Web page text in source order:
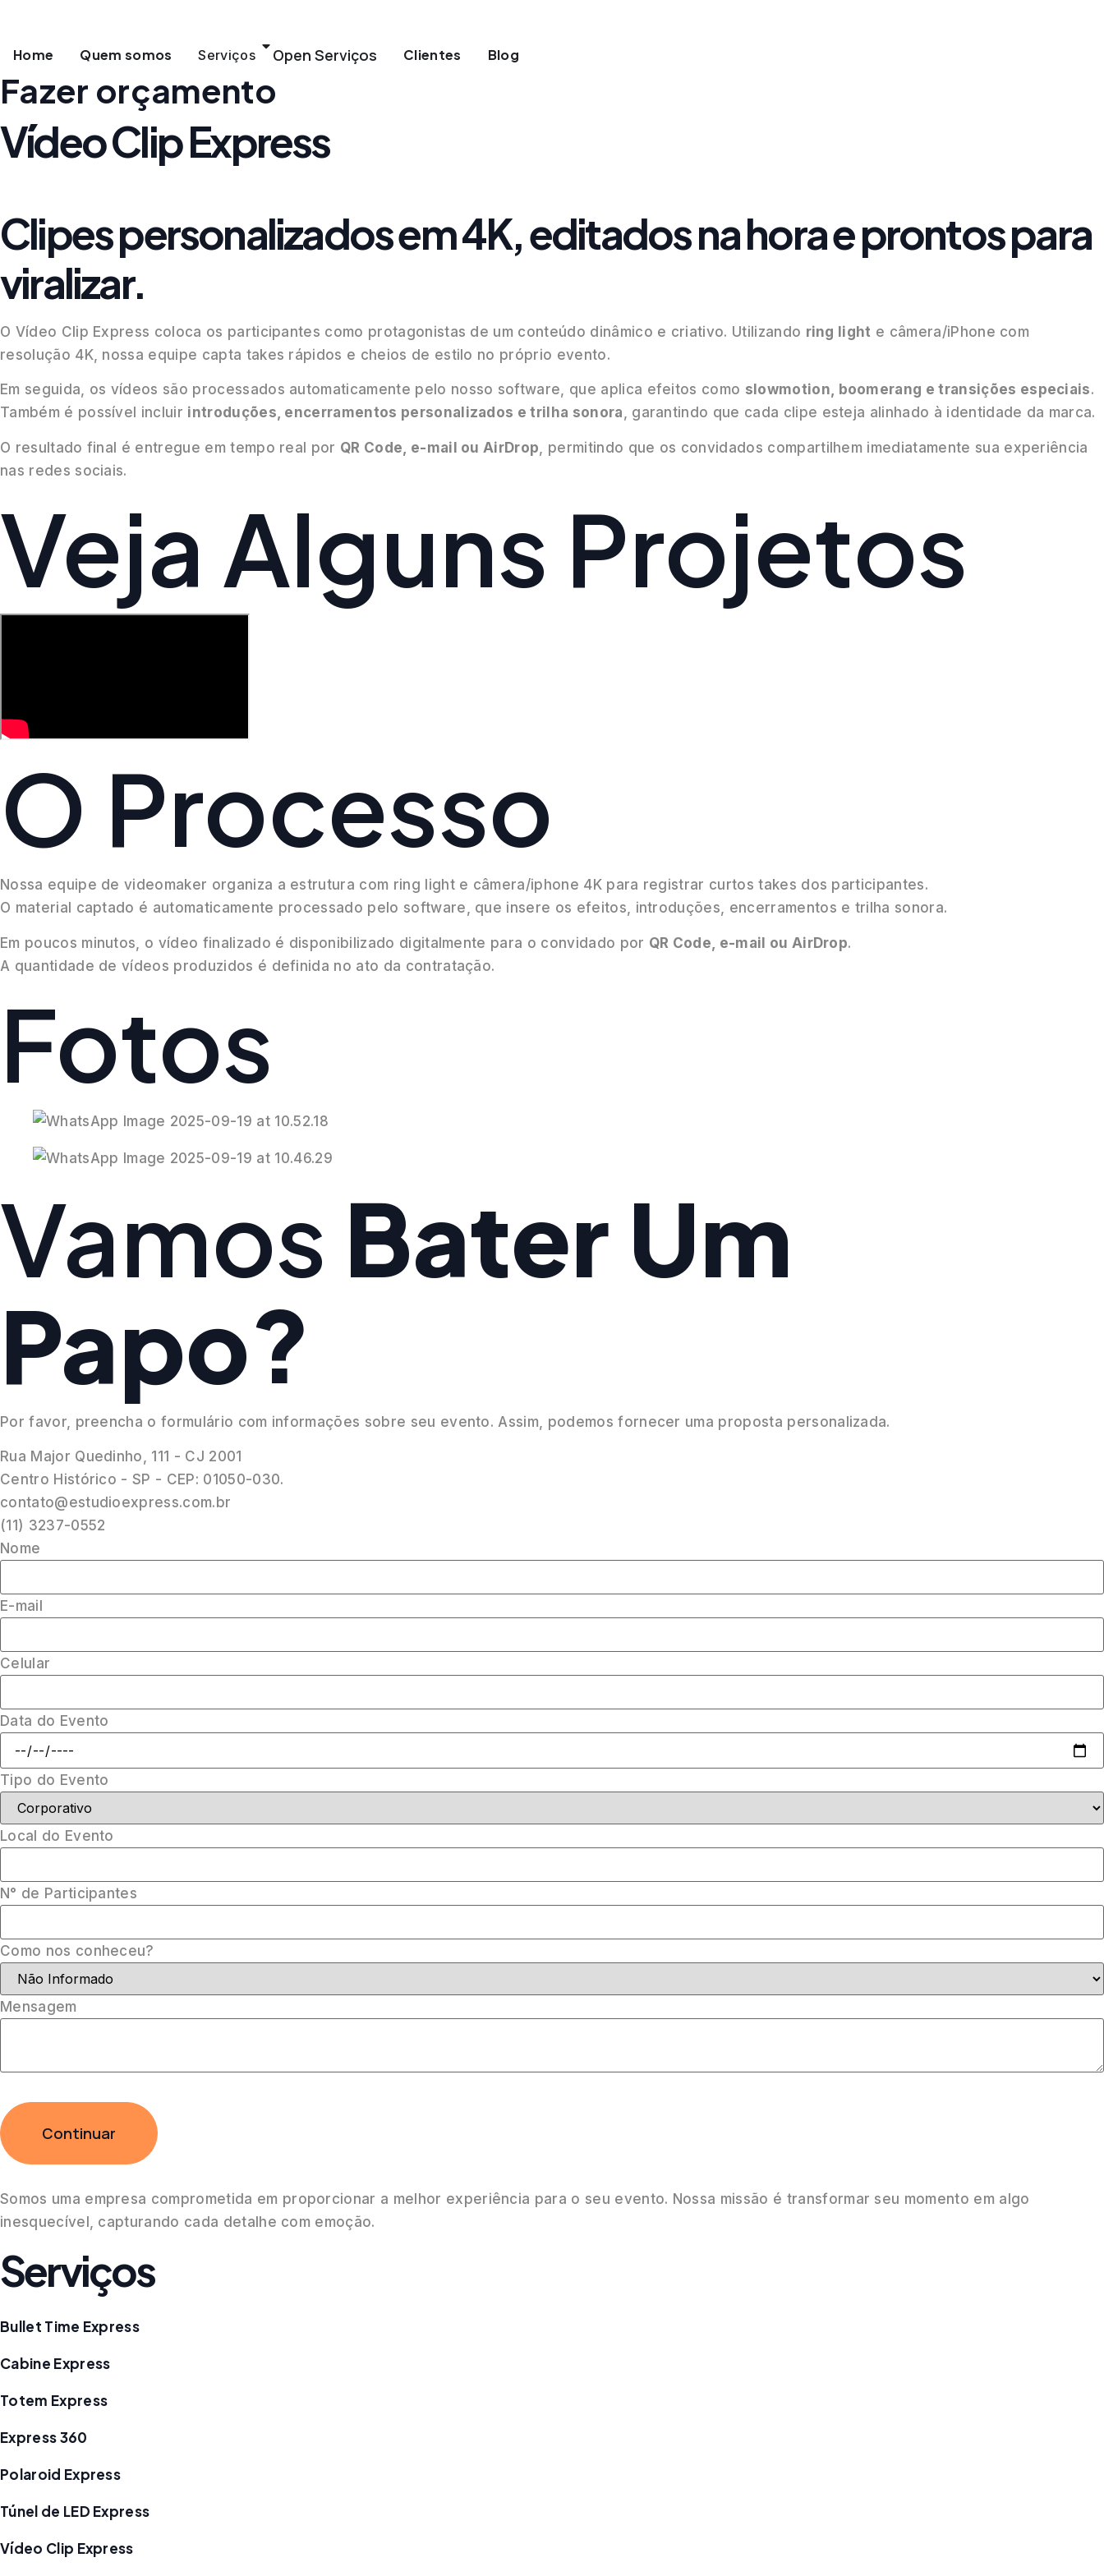
para
o
conteúdo
Home Quem somos Serviços Open Serviços Clientes Blog
Fazer orçamento
Vídeo Clip Express
Clipes personalizados em 4K, editados na hora e prontos para
viralizar.
O Vídeo Clip Express coloca os participantes como protagonistas de um conteúdo dinâmico e criativo. Utilizando ring light e câmera/iPhone com
resolução 4K, nossa equipe capta takes rápidos e cheios de estilo no próprio evento.
Em seguida, os vídeos são processados automaticamente pelo nosso software, que aplica efeitos como slowmotion, boomerang e transições especiais.
Também é possível incluir introduções, encerramentos personalizados e trilha sonora, garantindo que cada clipe esteja alinhado à identidade da marca.
O resultado final é entregue em tempo real por QR Code, e-mail ou AirDrop , permitindo que os convidados compartilhem imediatamente sua experiência
nas redes sociais.
Veja Alguns Projetos
O Processo
Nossa equipe de videomaker organiza a estrutura com ring light e câmera/iphone 4K para registrar curtos takes dos participantes.
O material captado é automaticamente processado pelo software, que insere os efeitos, introduções, encerramentos e trilha sonora.
Em poucos minutos, o vídeo finalizado é disponibilizado digitalmente para o convidado por QR Code, e-mail ou AirDrop.
A quantidade de vídeos produzidos é definida no ato da contratação.
Fotos
Vamos Bater Um
Papo?
Por favor, preencha o formulário com informações sobre seu evento. Assim, podemos fornecer uma proposta personalizada.
Rua Major Quedinho, 111 - CJ 2001
Centro Histórico - SP - CEP: 01050-030.
contato@estudioexpress.com.br
(11) 3237-0552
Nome
E-mail
Celular
Data do Evento
Tipo do Evento
Local do Evento
N° de Participantes
Como nos conheceu?
Mensagem
Continuar
Somos uma empresa comprometida em proporcionar a melhor experiência para o seu evento. Nossa missão é transformar seu momento em algo
inesquecível, capturando cada detalhe com emoção.
Serviços
Bullet Time Express
Cabine Express
Totem Express
Express 360
Polaroid Express
Túnel de LED Express
Vídeo Clip Express